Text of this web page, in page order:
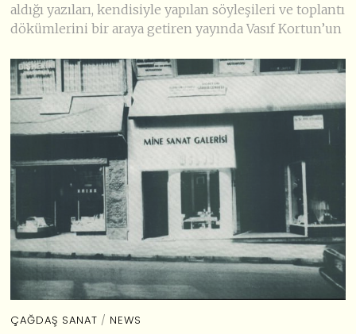
aldığı yazıları, kendisiyle yapılan söyleşileri ve toplantı
dökümlerini bir araya getiren yayında Vasıf Kortun’un
ÇAĞDAŞ SANAT / NEWS